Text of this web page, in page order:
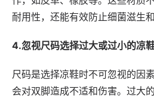
耐用性，还能有效防止细菌滋生和
4.忽视尺码选择过大或过小的凉
尺码是选择凉鞋时不可忽视的因
会对双脚造成不适和伤害。过大